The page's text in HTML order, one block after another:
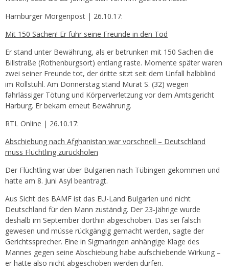
Hamburger Morgenpost | 26.10.17:
Mit 150 Sachen! Er fuhr seine Freunde in den Tod
Er stand unter Bewährung, als er betrunken mit 150 Sachen die
Billstraße (Rothenburgsort) entlang raste. Momente später waren
zwei seiner Freunde tot, der dritte sitzt seit dem Unfall halbblind
im Rollstuhl. Am Donnerstag stand Murat S. (32) wegen
fahrlässiger Tötung und Körperverletzung vor dem Amtsgericht
Harburg. Er bekam erneut Bewährung.
RTL Online | 26.10.17:
Abschiebung nach Afghanistan war vorschnell – Deutschland
muss Flüchtling zurückholen
Der Flüchtling war über Bulgarien nach Tübingen gekommen und
hatte am 8. Juni Asyl beantragt.
Aus Sicht des BAMF ist das EU-Land Bulgarien und nicht
Deutschland für den Mann zuständig. Der 23-Jährige wurde
deshalb im September dorthin abgeschoben. Das sei falsch
gewesen und müsse rückgängig gemacht werden, sagte der
Gerichtssprecher. Eine in Sigmaringen anhängige Klage des
Mannes gegen seine Abschiebung habe aufschiebende Wirkung –
er hätte also nicht abgeschoben werden dürfen.